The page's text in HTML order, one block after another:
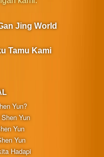
Yun?
Yun
Yun
Yun
Hadapi
Jing World
Tamu Kami